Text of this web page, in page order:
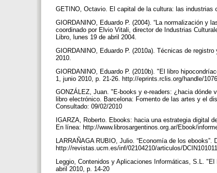
GETINO, Octavio. El capital de la cultura: las
GIORDANINO, Eduardo P. (2004). “La normalización y
coordinado por Elvio Vitali, director de Industrias
Libro, lunes 19 de abril 2004.
GIORDANINO, Eduardo P. (2010a). Técnicas de
2010.
GIORDANINO, Eduardo P. (2010b). "El libro
1, junio 2010, p. 21-26. http://eprints.rclis.org/handle/
GONZÁLEZ, Juan. "E-books y e-readers: ¿hacia dónde
libro electrónico. Barcelona: Fomento de las artes y el
Consultado: 09/02/2010
IGARZA, Roberto. Ebooks: hacia una estrategia digital
En línea: http://www.librosargentinos.org.ar/Ebook/
LARRAÑAGA RUBIO, Julio. “Economía de los
http://revistas.ucm.es/inf/02104210/articulos/
Leggio, Contenidos y Aplicaciones Informáticas, S.L.
abril 2010, p. 14-20